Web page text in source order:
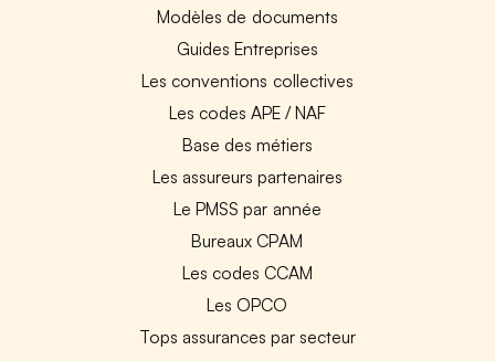
Modèles de documents
Guides Entreprises
Les conventions collectives
Les codes APE / NAF
Base des métiers
Les assureurs partenaires
Le PMSS par année
Bureaux CPAM
Les codes CCAM
Les OPCO
Tops assurances par secteur